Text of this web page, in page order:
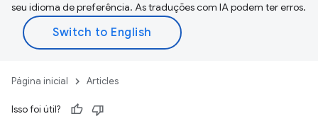
seu idioma de preferência. As traduções com IA podem ter erros.
Página inicial Articles
Isso foi útil?